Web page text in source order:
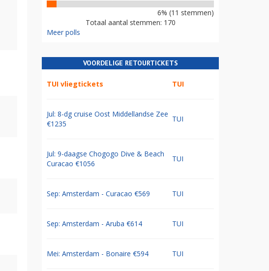
6% (11 stemmen)
Totaal aantal stemmen: 170
Meer polls
VOORDELIGE RETOURTICKETS
TUI vliegtickets TUI
Jul: 8-dg cruise Oost Middellandse Zee
€1235
TUI
Jul: 9-daagse Chogogo Dive & Beach
Curacao €1056
TUI
Sep: Amsterdam - Curacao €569 TUI
Sep: Amsterdam - Aruba €614 TUI
Mei: Amsterdam - Bonaire €594 TUI